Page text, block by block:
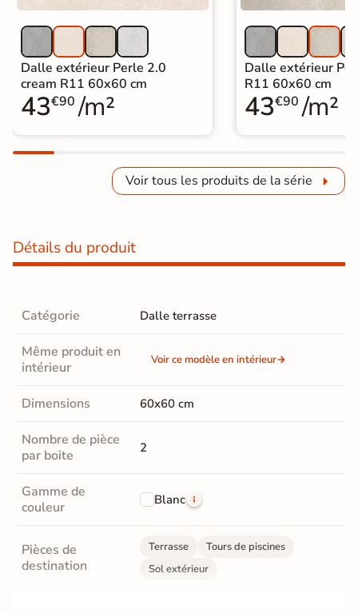
Dalle extérieur Perle 2.0
cream R11 60x60 cm
43€90 /m²
Dalle extérieur
R11 60x60 cm
43€90 /m²
Voir tous les produits de la série
Détails du produit
Catégorie Dalle terrasse
Même produit en
intérieur
Voir ce modèle en intérieur
Dimensions 60x60 cm
Nombre de pièce
par boite
2
Gamme de
couleur
Blanc
Pièces de
destination
Terrasse
Tours de piscines
Sol extérieur